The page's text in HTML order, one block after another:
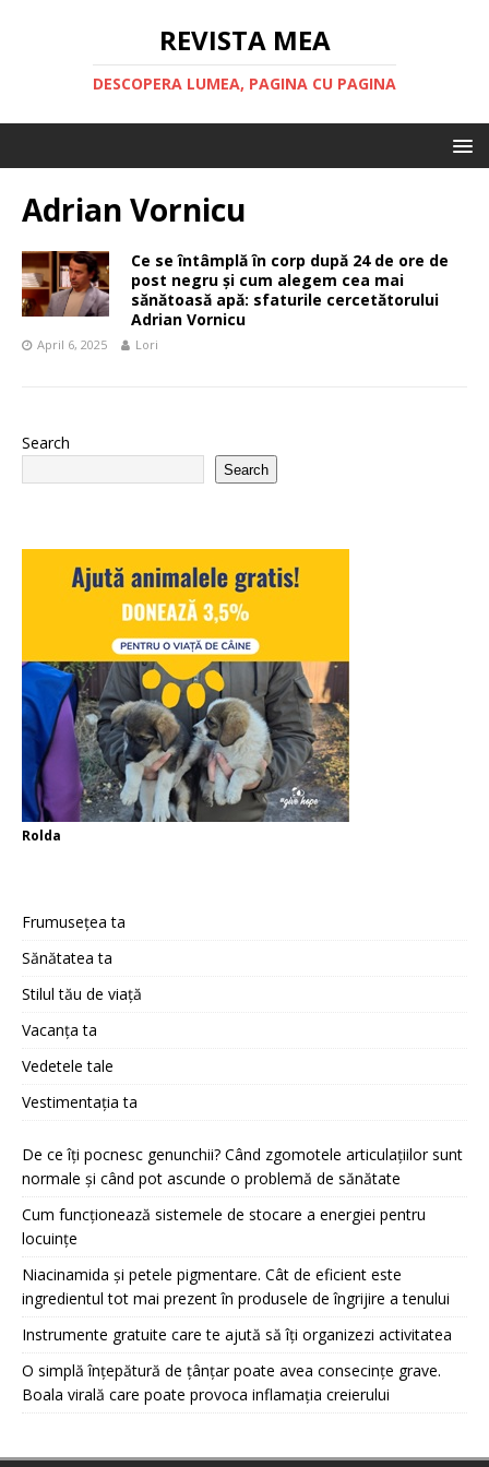
REVISTA MEA
DESCOPERA LUMEA, PAGINA CU PAGINA
Adrian Vornicu
Ce se întâmplă în corp după 24 de ore de
post negru și cum alegem cea mai
sănătoasă apă: sfaturile cercetătorului
Adrian Vornicu
April 6, 2025 Lori
Search
Search
Rolda
Frumusețea ta
Sănătatea ta
Stilul tău de viață
Vacanța ta
Vedetele tale
Vestimentația ta
De ce îți pocnesc genunchii? Când zgomotele articulațiilor sunt
normale și când pot ascunde o problemă de sănătate
Cum funcționează sistemele de stocare a energiei pentru
locuințe
Niacinamida și petele pigmentare. Cât de eficient este
ingredientul tot mai prezent în produsele de îngrijire a tenului
Instrumente gratuite care te ajută să îți organizezi activitatea
O simplă înțepătură de țânțar poate avea consecințe grave.
Boala virală care poate provoca inflamația creierului